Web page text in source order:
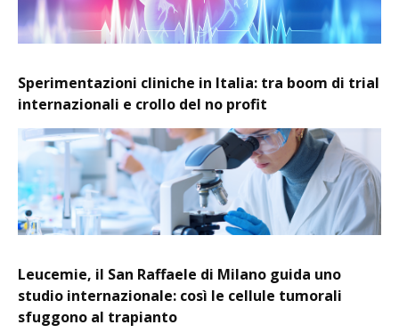
Sperimentazioni cliniche in Italia: tra boom di trial
internazionali e crollo del no profit
Leucemie, il San Raffaele di Milano guida uno
studio internazionale: così le cellule tumorali
sfuggono al trapianto